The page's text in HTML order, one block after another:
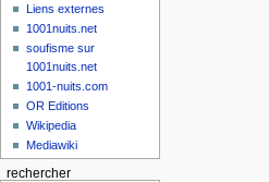
Liens externes
1001nuits.net
soufisme sur
1001nuits.net
1001-nuits.com
OR Editions
Wikipedia
Mediawiki
rechercher